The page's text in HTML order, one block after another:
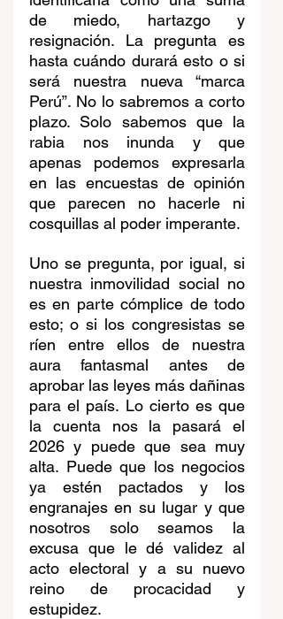
de miedo, hartazgo y
resignación. La pregunta es
hasta cuándo durará esto o si
será nuestra nueva “marca
Perú”. No lo sabremos a corto
plazo. Solo sabemos que la
rabia nos inunda y que
apenas podemos expresarla
en las encuestas de opinión
que parecen no hacerle ni
cosquillas al poder imperante.
Uno se pregunta, por igual, si
nuestra inmovilidad social no
es en parte cómplice de todo
esto; o si los congresistas se
ríen entre ellos de nuestra
aura fantasmal antes de
aprobar las leyes más dañinas
para el país. Lo cierto es que
la cuenta nos la pasará el
2026 y puede que sea muy
alta. Puede que los negocios
ya estén pactados y los
engranajes en su lugar y que
nosotros solo seamos la
excusa que le dé validez al
acto electoral y a su nuevo
reino de procacidad y
estupidez.